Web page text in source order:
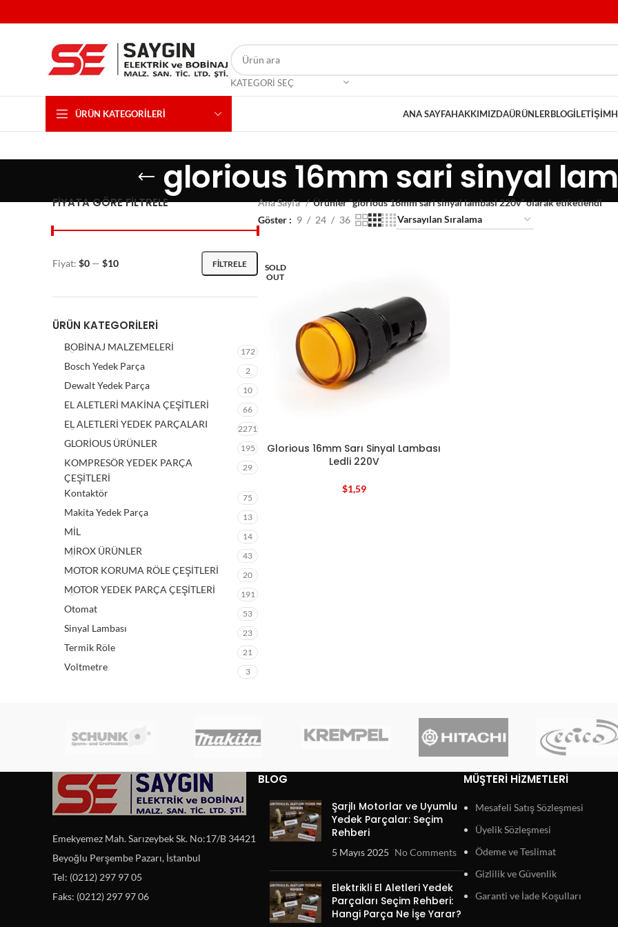
KATEGORI SEÇ
ÜRÜN KATEGORILERI ANA SAYFAHAKKIMIZDAÜRÜNLERBLOGİLETIŞIM
glorious 16mm sari sinyal
FIYATA GÖRE FILTRELE
FILTRELE
Fiyat: $0 — $10
ÜRÜN KATEGORILERI
BOBİNAJ MALZEMELERİ 172
Bosch Yedek Parça 2
Dewalt Yedek Parça 10
EL ALETLERİ MAKİNA ÇEŞİTLERİ 66
EL ALETLERİ YEDEK PARÇALARI 2271
GLORİOUS ÜRÜNLER 195
KOMPRESÖR YEDEK PARÇA
ÇEŞİTLERİ
29
Kontaktör 75
Makita Yedek Parça 13
MİL 14
MİROX ÜRÜNLER 43
MOTOR KORUMA RÖLE ÇEŞİTLERİ 20
MOTOR YEDEK PARÇA ÇEŞİTLERİ 191
Otomat 53
Sinyal Lambası 23
Termik Röle 21
Voltmetre 3
Ana Sayfa
Ürünler “glorious 16mm sari sinyal lambasi 220v” olarak etiketlendi
Göster
9 24 36
SOLD
OUT
Glorious 16mm Sarı Sinyal Lambası
Ledli 220V
$1,59
Emekyemez Mah. Sarızeybek Sk. No:17/B 34421
Beyoğlu Perşembe Pazarı, İstanbul
Tel: (0212) 297 97 05
Faks: (0212) 297 97 06
BLOG
Şarjlı Motorlar ve Uyumlu
Yedek Parçalar: Seçim
Rehberi
5 Mayıs 2025 No Comments
Elektrikli El Aletleri Yedek
Parçaları Seçim Rehberi:
Hangi Parça Ne İşe Yarar?
MÜŞTERI HIZMETLERI
Mesafeli Satış Sözleşmesi
Üyelik Sözleşmesi
Ödeme ve Teslimat
Gizlilik ve Güvenlik
Garanti ve İade Koşulları